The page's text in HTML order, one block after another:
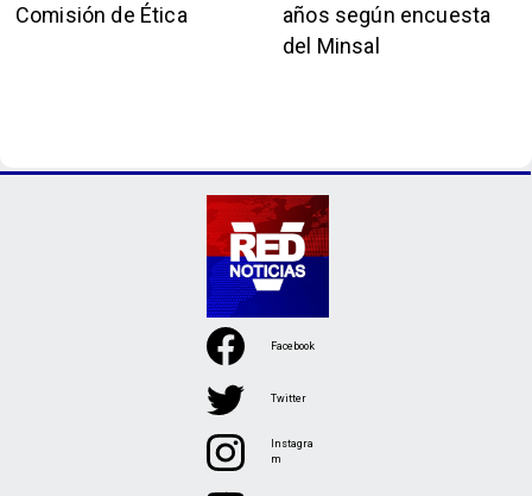
Comisión de Ética
años según encuesta
del Minsal
Facebook
Twitter
Instagra
m